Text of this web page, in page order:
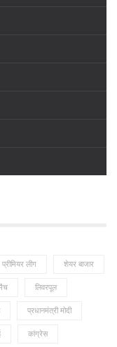
प्रीमियर लीग शेयर बाजार
लिवरपूल
प्रधानमंत्री मोदी
कांग्रेस